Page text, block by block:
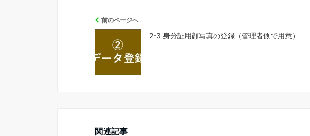
前のページへ
2-3 身分証用顔写真の登録（管理者側で用意）
関連記事